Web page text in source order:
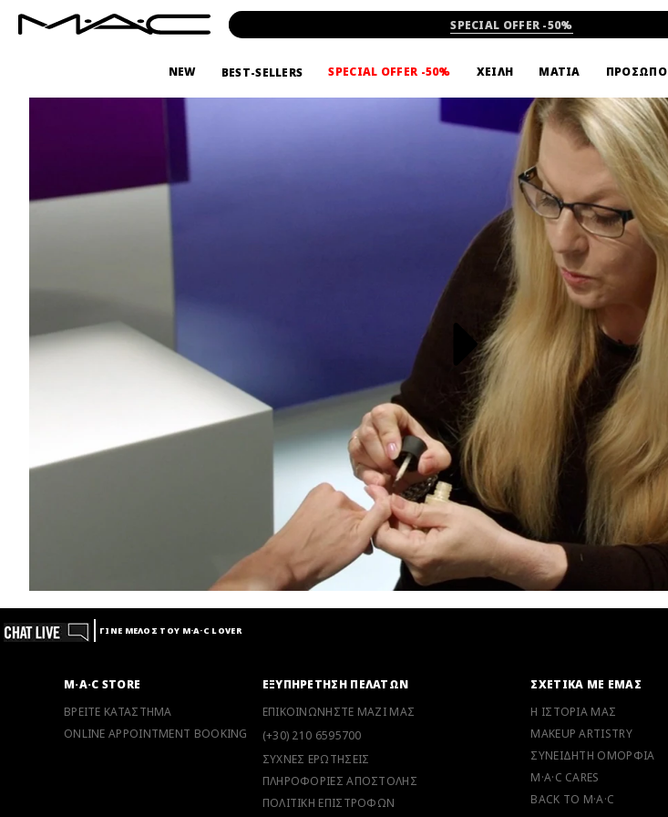
SPECIAL OFFER -50%
NEW BEST-SELLERS SPECIAL OFFER -50% ΧΕΙΛΗ ΜΑΤΙΑ ΠΡΟΣΩΠΟ
ΟΙ ARTISTS
ΓΙΝΕ ΜΕΛΟΣ ΤΟΥ M·A·C LOVER
M·A·C STORE
ΒΡΕΙΤΕ ΚΑΤΑΣΤΗΜΑ
ONLINE APPOINTMENT BOOKING
ΕΞΥΠΗΡΕΤΗΣΗ ΠΕΛΑΤΩΝ
ΕΠΙΚΟΙΝΩΝΗΣΤΕ ΜΑΖΙ ΜΑΣ
(+30) 210 6595700
ΣΥΧΝΕΣ ΕΡΩΤΗΣΕΙΣ
ΠΛΗΡΟΦΟΡΙΕΣ ΑΠΟΣΤΟΛΗΣ
ΠΟΛΙΤΙΚΗ ΕΠΙΣΤΡΟΦΩΝ
ΣΧΕΤΙΚΑ ΜΕ ΕΜΑΣ
Η ΙΣΤΟΡΙΑ ΜΑΣ
MAKEUP ARTISTRY
ΣΥΝΕΙΔΗΤΗ ΟΜΟΡΦΙΑ
M·A·C CARES
BACK TO M·A·C